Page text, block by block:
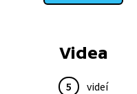
Videa
5 videí